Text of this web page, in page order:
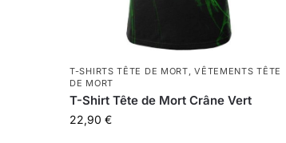
T-SHIRTS TÊTE DE MORT,VÊTEMENTS TÊTE
DE MORT
T-Shirt Tête de Mort Crâne Vert
22,90€